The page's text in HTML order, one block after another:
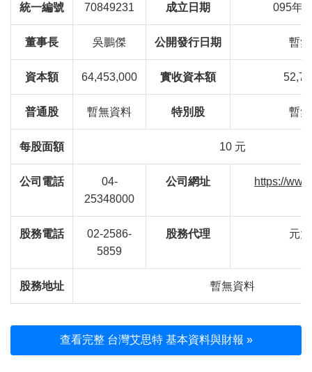
統一編號 70849231 成立日期 095年
董事長 吳鵬傑 公開發行日期 暫
資本額 64,453,000 實收資本額
普通股 暫無資料 特別股 暫
每股面額 10 元
公司電話
04-
25348000
公司網址 https://
股務電話
02-2586-
5859
股務代理 元
股務地址 暫無資料
查看完整 台灣艾思特 基本資料與財報 »